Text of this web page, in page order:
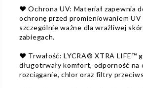
❤️ Ochrona UV: Materiał zapewnia
ochronę przed promieniowaniem
szczególnie ważne dla wrażliwej
zabiegach.
❤️ Trwałość: LYCRA® XTRA LIFE™
długotrwały komfort, odporność na
rozciąganie, chlor oraz filtry